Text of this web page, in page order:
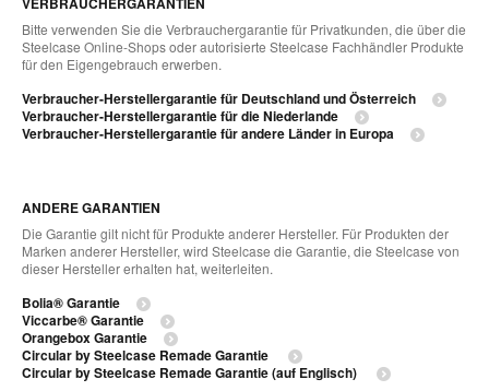
Bitte verwenden Sie die Verbrauchergarantie für Privatkunden, die über die
Steelcase Online-Shops oder autorisierte Steelcase Fachhändler Produkte
für den Eigengebrauch erwerben.
Verbraucher-Herstellergarantie für Deutschland und Österreich
Verbraucher-Herstellergarantie für die Niederlande
Verbraucher-Herstellergarantie für andere Länder in Europa
ANDERE GARANTIEN
Die Garantie gilt nicht für Produkte anderer Hersteller. Für Produkten der
Marken anderer Hersteller, wird Steelcase die Garantie, die Steelcase von
dieser Hersteller erhalten hat, weiterleiten.
Bolia® Garantie
Viccarbe® Garantie
Orangebox Garantie
Circular by Steelcase Remade Garantie
Circular by Steelcase Remade Garantie (auf Englisch)